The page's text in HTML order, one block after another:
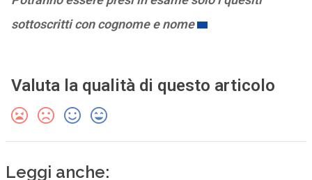
sottoscritti con cognome e nome
Valuta la qualità di questo articolo
Leggi anche: